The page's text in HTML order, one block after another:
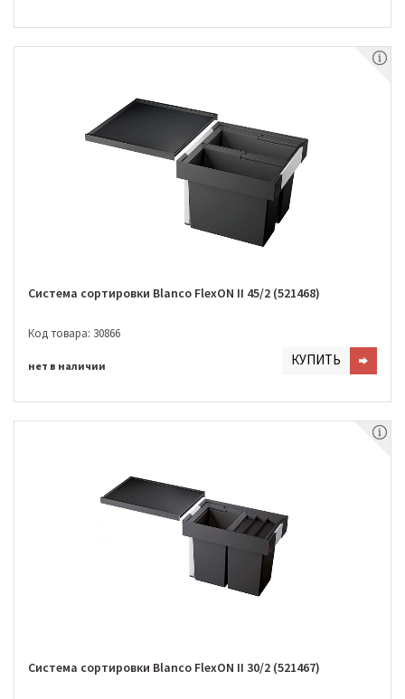
Система сортировки Blanco FlexON II 45/2 (521468)
Код товара: 30866
нет в наличии КУПИТЬ
Система сортировки Blanco FlexON II 30/2 (521467)